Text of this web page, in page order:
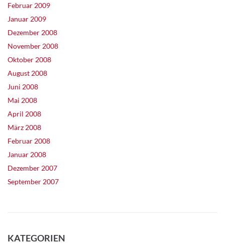
Februar 2009
Januar 2009
Dezember 2008
November 2008
Oktober 2008
August 2008
Juni 2008
Mai 2008
April 2008
März 2008
Februar 2008
Januar 2008
Dezember 2007
September 2007
KATEGORIEN